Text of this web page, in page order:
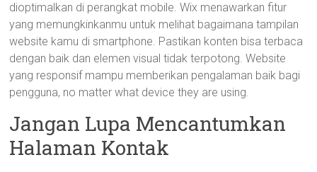
dioptimalkan di perangkat mobile. Wix menawarkan fitur
yang memungkinkanmu untuk melihat bagaimana tampilan
website kamu di smartphone. Pastikan konten bisa terbaca
dengan baik dan elemen visual tidak terpotong. Website
yang responsif mampu memberikan pengalaman baik bagi
pengguna, no matter what device they are using.
Jangan Lupa Mencantumkan
Halaman Kontak